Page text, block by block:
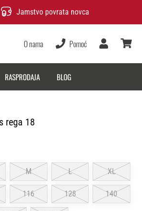
Jamstvo povrata novca
O nama Pomoć
Korisnik
RASPRODAJA BLOG
rega 18
M L XL
116 128 140